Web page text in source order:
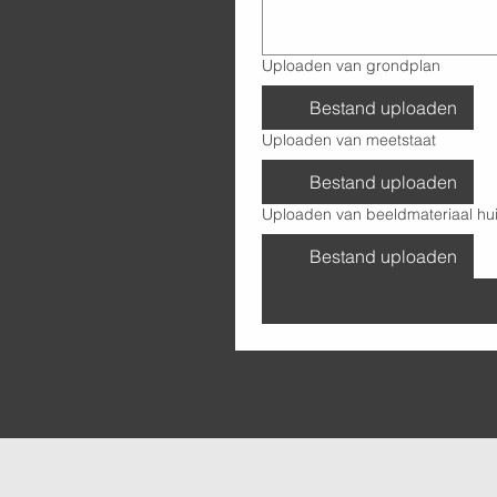
Uploaden van grondplan
Bestand uploaden
Uploaden van meetstaat
Bestand uploaden
Uploaden van beeldmateriaal
Bestand uploaden